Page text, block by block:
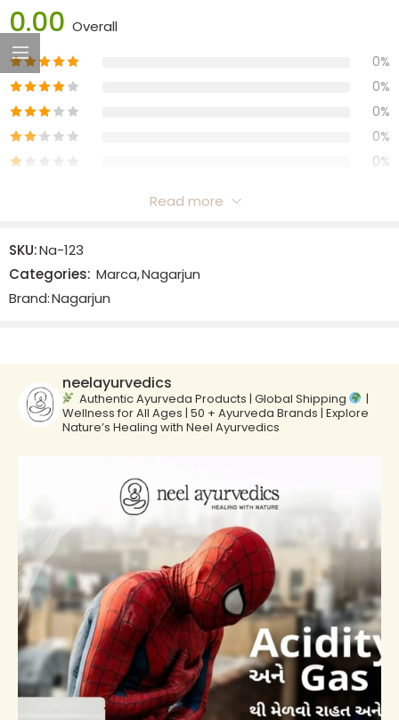
0.00 Overall
0%
0%
0%
0%
0%
There are no reviews yet.
Read more
SKU:Na-123
Categories: Marca,Nagarjun
Brand:Nagarjun
neelayurvedics
Authentic Ayurveda Products | Global Shipping
|
Wellness for All Ages | 50 + Ayurveda Brands | Explore
Nature’s Healing with Neel Ayurvedics